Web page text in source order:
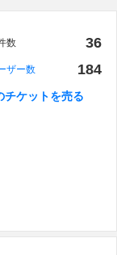
数 36
ザー数 184
チケットを売る